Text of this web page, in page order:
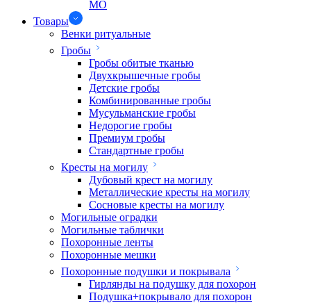
МО
Товары
Венки ритуальные
Гробы
Гробы обитые тканью
Двухкрышечные гробы
Детские гробы
Комбинированные гробы
Мусульманские гробы
Недорогие гробы
Премиум гробы
Стандартные гробы
Кресты на могилу
Дубовый крест на могилу
Металлические кресты на могилу
Сосновые кресты на могилу
Могильные оградки
Могильные таблички
Похоронные ленты
Похоронные мешки
Похоронные подушки и покрывала
Гирлянды на подушку для похорон
Подушка+покрывало для похорон